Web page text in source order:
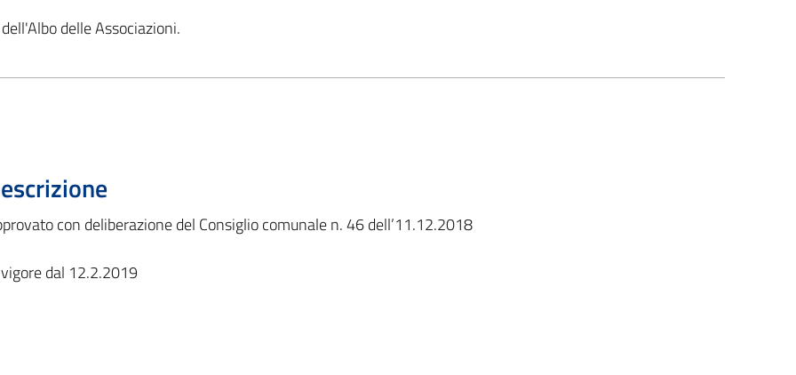
delle Associazioni.
con deliberazione del Consiglio comunale n. 46 dell’11.12.2018
dal 12.2.2019